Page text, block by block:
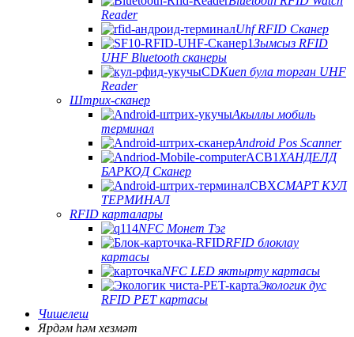
Reader
Uhf RFID Сканер
Зымсыз RFID
UHF Bluetooth сканеры
Киеп була торган UHF
Reader
Штрих-сканер
Акыллы мобиль
терминал
Android Pos Scanner
ХАНДЕЛД
БАРКОД Сканер
СМАРТ КУЛ
ТЕРМИНАЛ
RFID карталары
NFC Монет Тэг
RFID блоклау
картасы
NFC LED яктырту картасы
Экологик дус
RFID PET картасы
Чишелеш
Ярдәм һәм хезмәт